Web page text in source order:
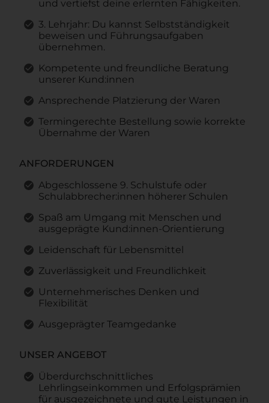
und vertiefst deine erlernten Fähigkeiten.
3. Lehrjahr: Du kannst Selbstständigkeit
beweisen und Führungsaufgaben
übernehmen.
Kompetente und freundliche Beratung
unserer Kund:innen
Ansprechende Platzierung der Waren
Termingerechte Bestellung sowie korrekte
Übernahme der Waren
ANFORDERUNGEN
Abgeschlossene 9. Schulstufe oder
Schulabbrecher:innen höherer Schulen
Spaß am Umgang mit Menschen und
ausgeprägte Kund:innen-Orientierung
Leidenschaft für Lebensmittel
Zuverlässigkeit und Freundlichkeit
Unternehmerisches Denken und
Flexibilität
Ausgeprägter Teamgedanke
UNSER ANGEBOT
Überdurchschnittliches
Lehrlingseinkommen und Erfolgsprämien
für ausgezeichnete und gute Leistungen in